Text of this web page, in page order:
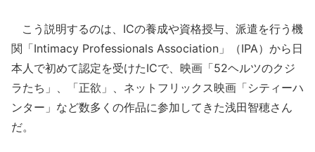
こう説明するのは、ICの養成や資格授与、派遣を行う機
関「Intimacy Professionals Association」（IPA）から日
本人で初めて認定を受けたICで、映画「52ヘルツのクジ
ラたち」、「正欲」、ネットフリックス映画「シティーハ
ンター」など数多くの作品に参加してきた浅田智穂さん
だ。